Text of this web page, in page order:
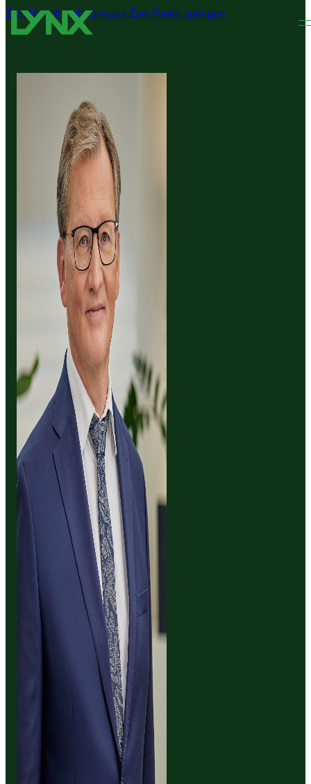
Zum Hauptinhalt springenZum Footer springen